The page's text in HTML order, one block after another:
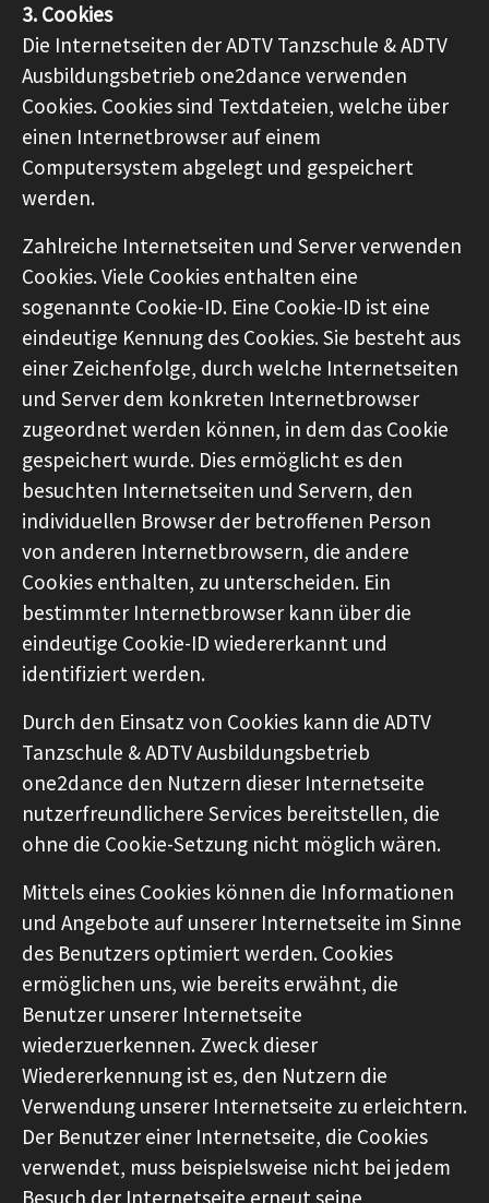
3. Cookies
Die Internetseiten der ADTV Tanzschule & ADTV
Ausbildungsbetrieb one2dance verwenden
Cookies. Cookies sind Textdateien, welche über
einen Internetbrowser auf einem
Computersystem abgelegt und gespeichert
werden.
Zahlreiche Internetseiten und Server verwenden
Cookies. Viele Cookies enthalten eine
sogenannte Cookie-ID. Eine Cookie-ID ist eine
eindeutige Kennung des Cookies. Sie besteht aus
einer Zeichenfolge, durch welche Internetseiten
und Server dem konkreten Internetbrowser
zugeordnet werden können, in dem das Cookie
gespeichert wurde. Dies ermöglicht es den
besuchten Internetseiten und Servern, den
individuellen Browser der betroffenen Person
von anderen Internetbrowsern, die andere
Cookies enthalten, zu unterscheiden. Ein
bestimmter Internetbrowser kann über die
eindeutige Cookie-ID wiedererkannt und
identifiziert werden.
Durch den Einsatz von Cookies kann die ADTV
Tanzschule & ADTV Ausbildungsbetrieb
one2dance den Nutzern dieser Internetseite
nutzerfreundlichere Services bereitstellen, die
ohne die Cookie-Setzung nicht möglich wären.
Mittels eines Cookies können die Informationen
und Angebote auf unserer Internetseite im Sinne
des Benutzers optimiert werden. Cookies
ermöglichen uns, wie bereits erwähnt, die
Benutzer unserer Internetseite
wiederzuerkennen. Zweck dieser
Wiedererkennung ist es, den Nutzern die
Verwendung unserer Internetseite zu erleichtern.
Der Benutzer einer Internetseite, die Cookies
verwendet, muss beispielsweise nicht bei jedem
Besuch der Internetseite erneut seine